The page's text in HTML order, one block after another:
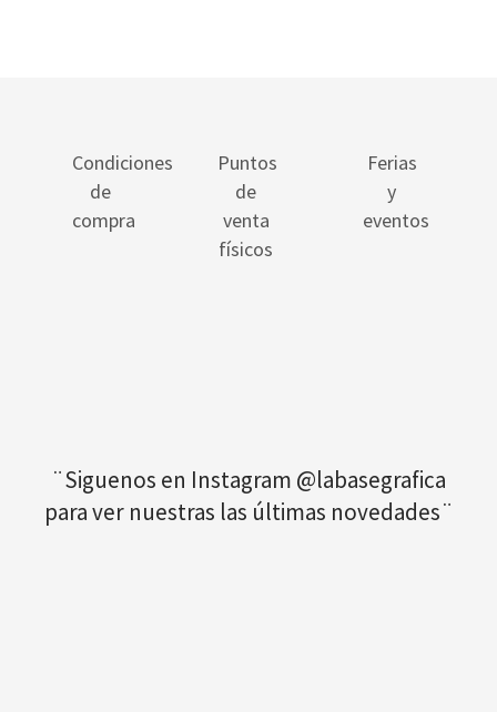
Condiciones
de
compra
Puntos
de
venta
físicos
Ferias
y
eventos
¨Siguenos en Instagram @labasegrafica
para ver nuestras las últimas novedades¨